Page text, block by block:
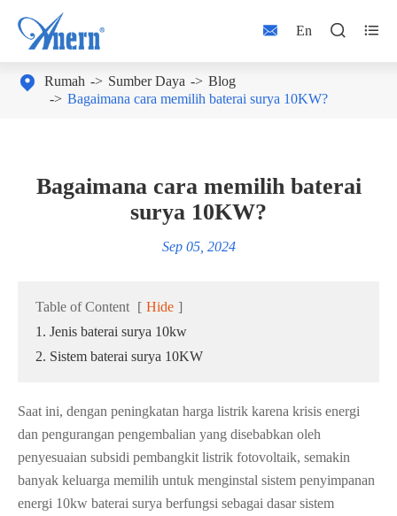
 En  
 Rumah Sumber Daya
Blog
Bagaimana cara memilih baterai surya 10KW?
Bagaimana cara memilih baterai
surya 10KW?
Sep 05, 2024
Table of Content [ Hide ]
1. Jenis baterai surya 10kw
2. Sistem baterai surya 10KW
Saat ini, dengan peningkatan harga listrik karena krisis energi
dan pengurangan pengembalian yang disebabkan oleh
penyesuaian subsidi pembangkit listrik fotovoltaik, semakin
banyak keluarga memilih untuk menginstal sistem penyimpanan
energi 10kw baterai surya berfungsi sebagai dasar sistem